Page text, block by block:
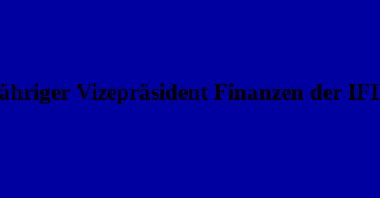
Vizepräsident Finanzen der IFI